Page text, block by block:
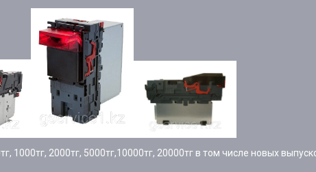
1000тг, 2000тг, 5000тг,10000тг, 20000тг в том числе новых